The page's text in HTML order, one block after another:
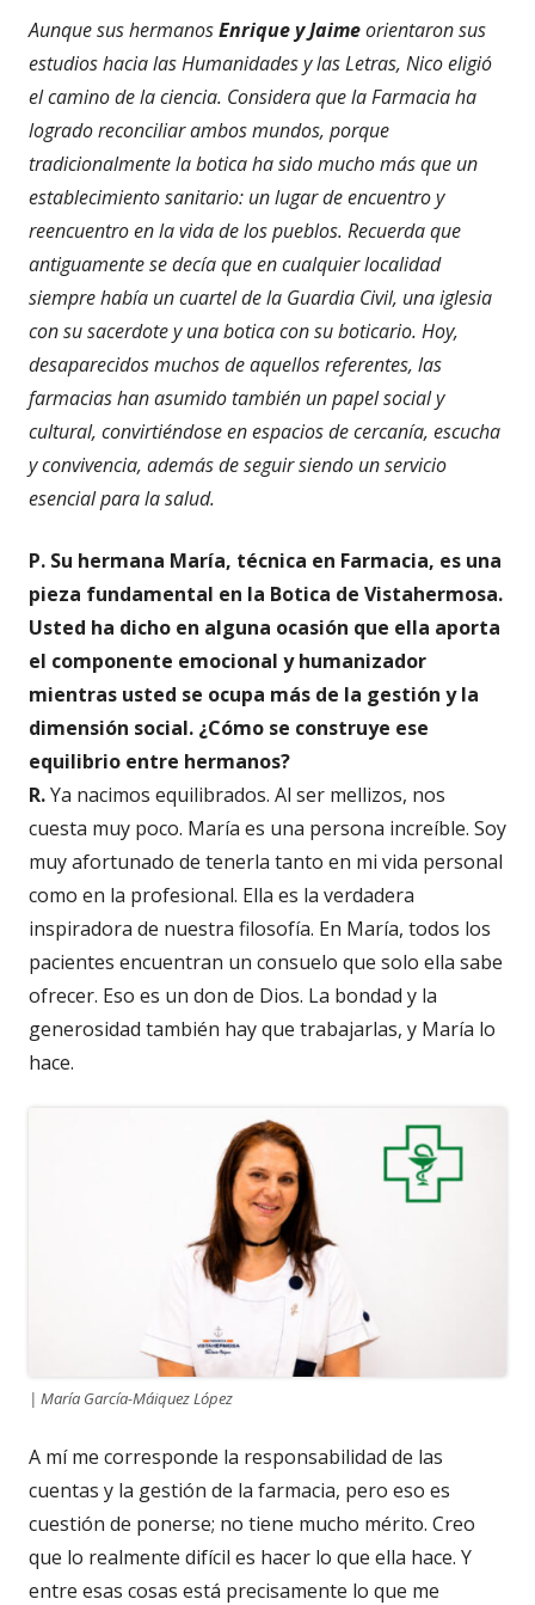
Aunque sus hermanosEnrique y Jaimeorientaron sus
estudios hacia las Humanidades y las Letras, Nico eligió
el camino de la ciencia. Considera que la Farmacia ha
logrado reconciliar ambos mundos, porque
tradicionalmente la botica ha sido mucho más que un
establecimiento sanitario: un lugar de encuentro y
reencuentro en la vida de los pueblos. Recuerda que
antiguamente se decía que en cualquier localidad
siempre había un cuartel de la Guardia Civil, una iglesia
con su sacerdote y una botica con su boticario. Hoy,
desaparecidos muchos de aquellos referentes, las
farmacias han asumido también un papel social y
cultural, convirtiéndose en espacios de cercanía, escucha
y convivencia, además de seguir siendo un servicio
esencial para la salud.
P. Su hermana María, técnica en Farmacia, es una
pieza fundamental en la Botica de Vistahermosa.
Usted ha dicho en alguna ocasión que ella aporta
el componente emocional y humanizador
mientras usted se ocupa más de la gestión y la
dimensión social. ¿Cómo se construye ese
equilibrio entre hermanos?
R.Ya nacimos equilibrados. Al ser mellizos, nos
cuesta muy poco. María es una persona increíble. Soy
muy afortunado de tenerla tanto en mi vida personal
como en la profesional. Ella es la verdadera
inspiradora de nuestra filosofía. En María, todos los
pacientes encuentran un consuelo que solo ella sabe
ofrecer. Eso es un don de Dios. La bondad y la
generosidad también hay que trabajarlas, y María lo
hace.
| María García-Máiquez López
A mí me corresponde la responsabilidad de las
cuentas y la gestión de la farmacia, pero eso es
cuestión de ponerse; no tiene mucho mérito. Creo
que lo realmente difícil es hacer lo que ella hace. Y
entre esas cosas está precisamente lo que me